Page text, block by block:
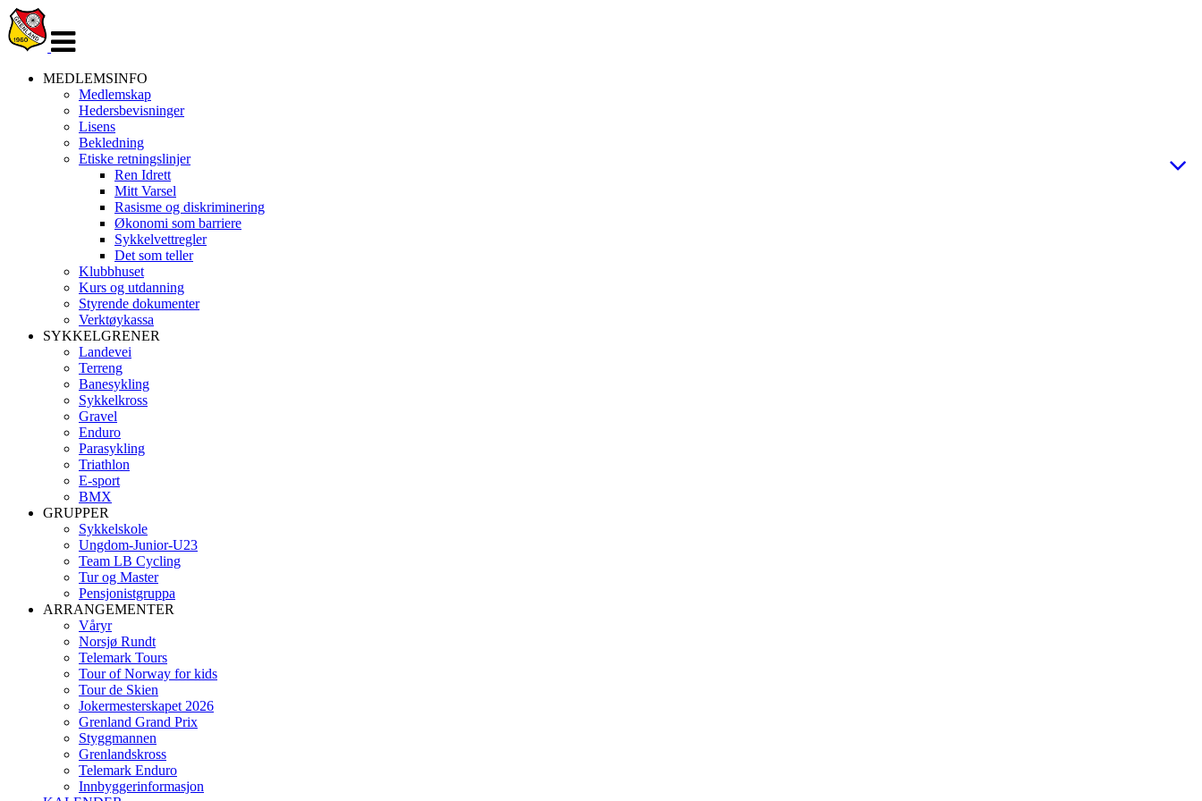
navigasjon
MEDLEMSINFO
Medlemskap
Hedersbevisninger
Lisens
Bekledning
Etiske retningslinjer
Ren Idrett
Mitt Varsel
Rasisme og diskriminering
Økonomi som barriere
Sykkelvettregler
Det som teller
Klubbhuset
Kurs og utdanning
Styrende dokumenter
Verktøykassa
SYKKELGRENER
Landevei
Terreng
Banesykling
Sykkelkross
Gravel
Enduro
Parasykling
Triathlon
E-sport
BMX
GRUPPER
Sykkelskole
Ungdom-Junior-U23
Team LB Cycling
Tur og Master
Pensjonistgruppa
ARRANGEMENTER
Våryr
Norsjø Rundt
Telemark Tours
Tour of Norway for kids
Tour de Skien
Jokermesterskapet 2026
Grenland Grand Prix
Styggmannen
Grenlandskross
Telemark Enduro
Innbyggerinformasjon